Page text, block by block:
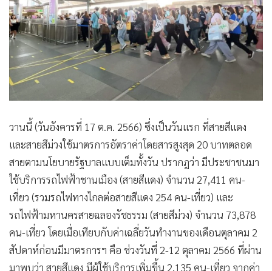
วานนี้ (วันอังคารที่ 17 ต.ค. 2566) ซึ่งเป็นวันแรก ที่สายสีแดง
และสายสีม่วงใช้มาตรการอัตราค่าโดยสารสูงสุด 20 บาทตลอด
สายตามนโยบายรัฐบาลแบบเต็มทั้งวัน ปรากฎว่า มีประชาชนมา
ใช้บริการรถไฟฟ้าชานเมือง (สายสีแดง) จำนวน 27,411 คน-
เที่ยว (รวมรถไฟทางไกลต่อสายสีแดง 254 คน-เที่ยว) และ
รถไฟฟ้ามหานครสายฉลองรัชธรรม (สายสีม่วง) จำนวน 73,878
คน-เที่ยว โดยเมื่อเทียบกับค่าเฉลี่ยวันทำงานของเดือนตุลาคม 2
สัปดาห์ก่อนมีมาตรการฯ คือ ช่วงวันที่ 2-12 ตุลาคม 2566 ที่ผ่าน
มาพบว่า สายสีแดง มีผู้ใช้บริการเพิ่มขึ้น 2,135 คน-เที่ยว จากค่า